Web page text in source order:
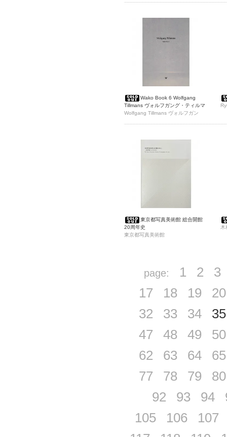
Wako Book 6 Wolfgang
Tillmans ヴォルフガング・ティルマ
ンス
Wolfgang Tillmans ヴォルフガン
東京都写真美術館 総合開館
20周年史
東京都写真美術館
木
page: 1 2
3
17
18 19
20
32
33 34
35
47
48 49
50
62
63 64
65
77
78 79
80
92
93 94
105
106
107